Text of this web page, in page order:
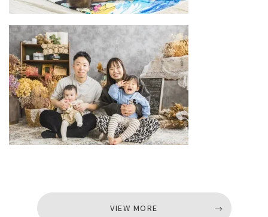
VIEW MORE